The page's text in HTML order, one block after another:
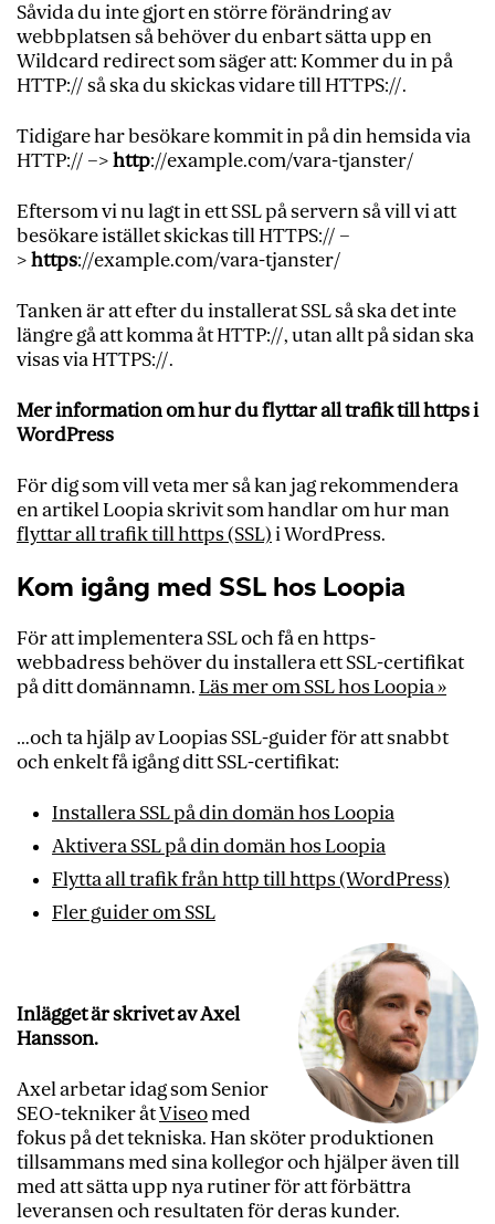
Såvida du inte gjort en större förändring av
webbplatsen så behöver du enbart sätta upp en
Wildcard redirect som säger att: Kommer du in på
HTTP:// så ska du skickas vidare till HTTPS://.
Tidigare har besökare kommit in på din hemsida via
HTTP:// –>http://example.com/vara-tjanster/
Eftersom vi nu lagt in ett SSL på servern så vill vi att
besökare istället skickas till HTTPS:// –
>https://example.com/vara-tjanster/
Tanken är att efter du installerat SSL så ska det inte
längre gå att komma åt HTTP://, utan allt på sidan ska
visas via HTTPS://.
Mer information om hur du flyttar all trafik till https i
WordPress
För dig som vill veta mer så kan jag rekommendera
en artikel Loopia skrivit som handlar om hur man
flyttar all trafik till https (SSL)i WordPress.
Kom igång med SSL hos Loopia
För att implementera SSL och få en https-
webbadress behöver du installera ett SSL-certifikat
på ditt domännamn.Läs mer om SSL hos Loopia »
…och ta hjälp av Loopias SSL-guider för att snabbt
och enkelt få igång ditt SSL-certifikat:
Installera SSL på din domän hos Loopia
Aktivera SSL på din domän hos Loopia
Flytta all trafik från http till https (WordPress)
Fler guider om SSL
Inlägget är skrivet av Axel
Hansson.
Axel arbetar idag som Senior
SEO-tekniker åtViseomed
fokus på det tekniska. Han sköter produktionen
tillsammans med sina kollegor och hjälper även till
med att sätta upp nya rutiner för att förbättra
leveransen och resultaten för deras kunder.